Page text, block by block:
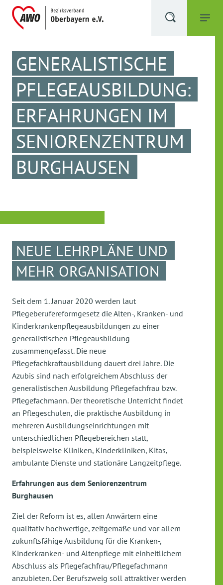
GENERALISTISCHE
PFLEGEAUSBILDUNG:
ERFAHRUNGEN IM
SENIORENZENTRUM
BURGHAUSEN
NEUE LEHRPLÄNE UND
MEHR ORGANISATION
Seit dem 1. Januar 2020 werden laut
Pflegeberufereformgesetz die Alten-, Kranken- und
Kinderkrankenpflegeausbildungen zu einer
generalistischen Pflegeausbildung
zusammengefasst. Die neue
Pflegefachkraftausbildung dauert drei Jahre. Die
Azubis sind nach erfolgreichem Abschluss der
generalistischen Ausbildung Pflegefachfrau bzw.
Pflegefachmann. Der theoretische Unterricht findet
an Pflegeschulen, die praktische Ausbildung in
mehreren Ausbildungseinrichtungen mit
unterschiedlichen Pflegebereichen statt,
beispielsweise Kliniken, Kinderkliniken, Kitas,
ambulante Dienste und stationäre Langzeitpflege.
Erfahrungen aus dem Seniorenzentrum
Burghausen
Ziel der Reform ist es, allen Anwärtern eine
qualitativ hochwertige, zeitgemäße und vor allem
zukunftsfähige Ausbildung für die Kranken-,
Kinderkranken- und Altenpflege mit einheitlichem
Abschluss als Pflegefachfrau/Pflegefachmann
anzubieten. Der Berufszweig soll attraktiver werden